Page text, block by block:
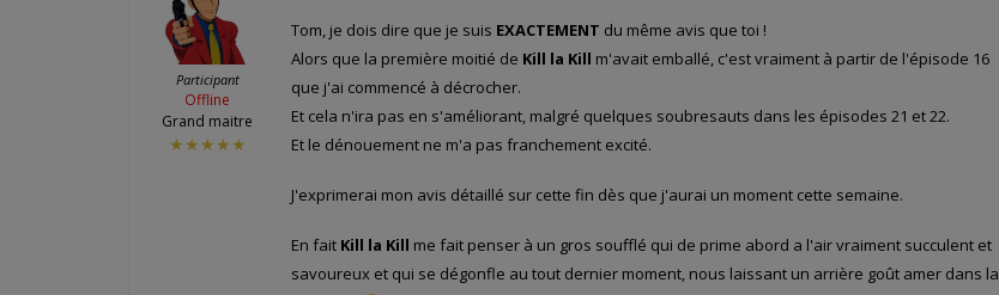
Participant
Offline
Grand maitre
★★★★★
Tom, je dois dire que je suis EXACTEMENT du même avis que toi !
Alors que la première moitié de Kill la Kill m'avait emballé, c'est vraiment à partir de l'épisode 16
que j'ai commencé à décrocher.
Et cela n'ira pas en s'améliorant, malgré quelques soubresauts dans les épisodes 21 et 22.
Et le dénouement ne m'a pas franchement excité.
J'exprimerai mon avis détaillé sur cette fin dès que j'aurai un moment cette semaine.
En fait Kill la Kill me fait penser à un gros soufflé qui de prime abord a l'air vraiment succulent et
savoureux et qui se dégonfle au tout dernier moment, nous laissant un arrière goût amer dans la